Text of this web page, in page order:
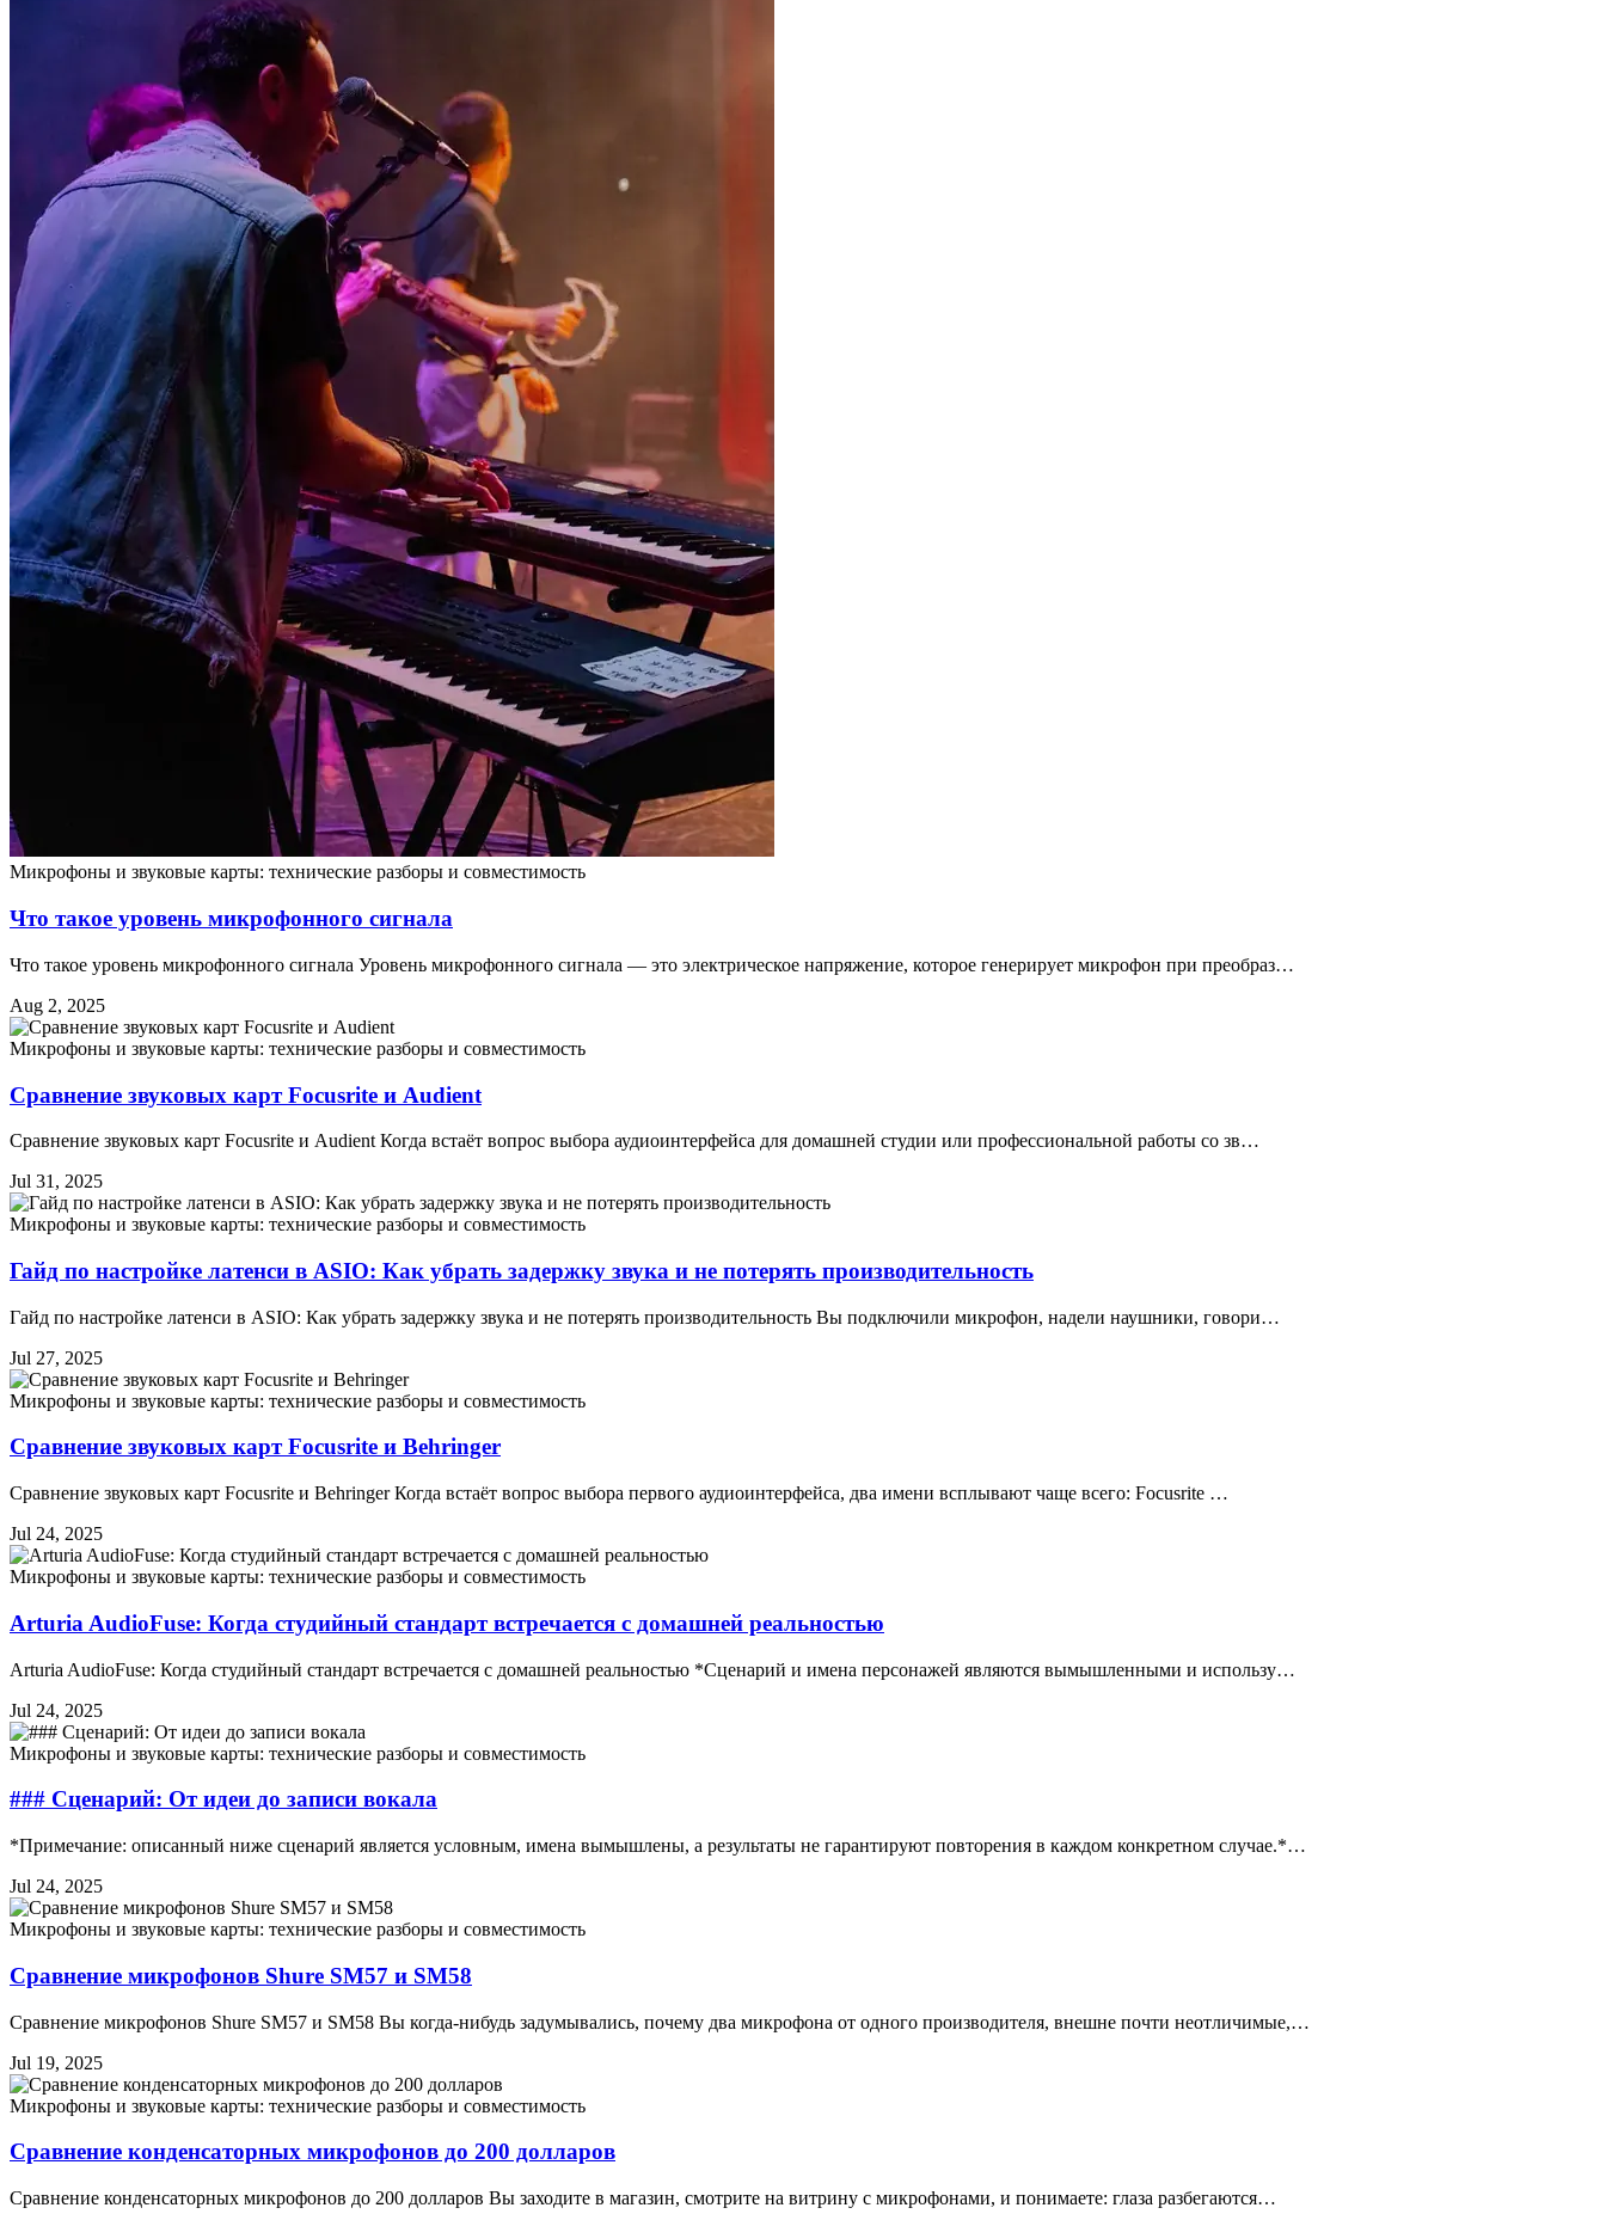
Микрофоны и звуковые карты: технические разборы и совместимость
Что такое уровень микрофонного сигнала
Что такое уровень микрофонного сигнала Уровень микрофонного сигнала — это электрическое напряжение, которое генерирует микрофон при преобраз…
Aug 2, 2025
Микрофоны и звуковые карты: технические разборы и совместимость
Сравнение звуковых карт Focusrite и Audient
Сравнение звуковых карт Focusrite и Audient Когда встаёт вопрос выбора аудиоинтерфейса для домашней студии или профессиональной работы со зв…
Jul 31, 2025
Микрофоны и звуковые карты: технические разборы и совместимость
Гайд по настройке латенси в ASIO: Как убрать задержку звука и не потерять производительность
Гайд по настройке латенси в ASIO: Как убрать задержку звука и не потерять производительность Вы подключили микрофон, надели наушники, говори…
Jul 27, 2025
Микрофоны и звуковые карты: технические разборы и совместимость
Сравнение звуковых карт Focusrite и Behringer
Сравнение звуковых карт Focusrite и Behringer Когда встаёт вопрос выбора первого аудиоинтерфейса, два имени всплывают чаще всего: Focusrite …
Jul 24, 2025
Микрофоны и звуковые карты: технические разборы и совместимость
Arturia AudioFuse: Когда студийный стандарт встречается с домашней реальностью
Arturia AudioFuse: Когда студийный стандарт встречается с домашней реальностью *Сценарий и имена персонажей являются вымышленными и использу…
Jul 24, 2025
Микрофоны и звуковые карты: технические разборы и совместимость
### Сценарий: От идеи до записи вокала
*Примечание: описанный ниже сценарий является условным, имена вымышлены, а результаты не гарантируют повторения в каждом конкретном случае.*…
Jul 24, 2025
Микрофоны и звуковые карты: технические разборы и совместимость
Сравнение микрофонов Shure SM57 и SM58
Сравнение микрофонов Shure SM57 и SM58 Вы когда-нибудь задумывались, почему два микрофона от одного производителя, внешне почти неотличимые,…
Jul 19, 2025
Микрофоны и звуковые карты: технические разборы и совместимость
Сравнение конденсаторных микрофонов до 200 долларов
Сравнение конденсаторных микрофонов до 200 долларов Вы заходите в магазин, смотрите на витрину с микрофонами, и понимаете: глаза разбегаются…